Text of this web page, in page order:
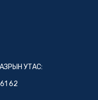
УТАС:
62